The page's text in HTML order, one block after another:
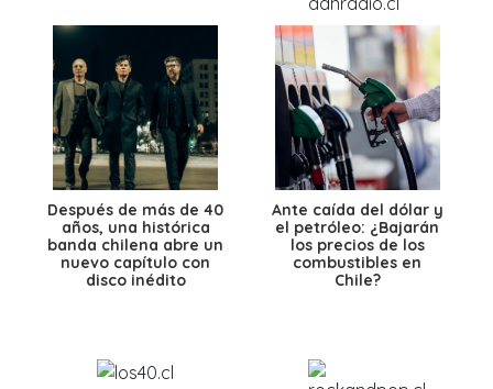
Después de más de 40
años, una histórica
banda chilena abre un
nuevo capítulo con
disco inédito
Ante caída del dólar y
el petróleo: ¿Bajarán
los precios de los
combustibles en
Chile?